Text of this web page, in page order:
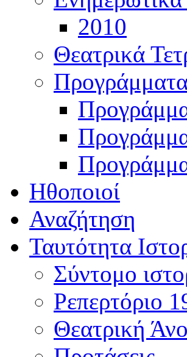
2010
Θεατρικά
Ηθοποιοί
Αναζήτηση
Ταυτότητα
Σύντομο
Ρεπερτόριο
Θεατρική